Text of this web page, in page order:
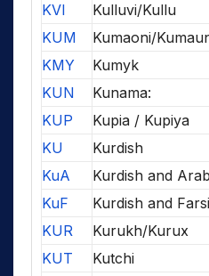
KVI
Kulluvi/Kullu
KUM
Kumaoni/
KMY
Kumyk
KUN
Kunama:
KUP
Kupia / Kupiya
KU
Kurdish
KuA
Kurdish and
KuF
Kurdish and Farsi
KUR
Kurukh/Kurux
KUT
Kutchi